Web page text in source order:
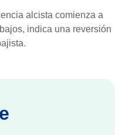
alcista comienza a
indica una reversión